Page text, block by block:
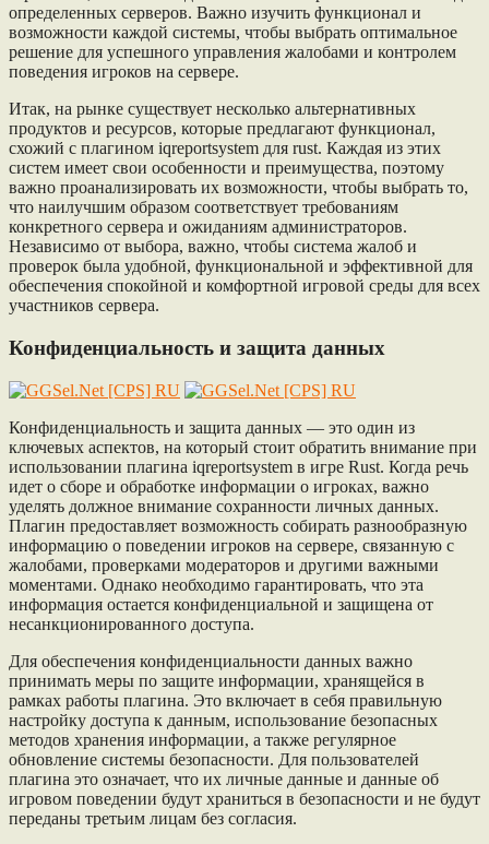
определенных серверов. Важно изучить функционал и
возможности каждой системы, чтобы выбрать оптимальное
решение для успешного управления жалобами и контролем
поведения игроков на сервере.
Итак, на рынке существует несколько альтернативных
продуктов и ресурсов, которые предлагают функционал,
схожий с плагином iqreportsystem для rust. Каждая из этих
систем имеет свои особенности и преимущества, поэтому
важно проанализировать их возможности, чтобы выбрать то,
что наилучшим образом соответствует требованиям
конкретного сервера и ожиданиям администраторов.
Независимо от выбора, важно, чтобы система жалоб и
проверок была удобной, функциональной и эффективной для
обеспечения спокойной и комфортной игровой среды для всех
участников сервера.
Конфиденциальность и защита данных
Конфиденциальность и защита данных — это один из
ключевых аспектов, на который стоит обратить внимание при
использовании плагина iqreportsystem в игре Rust. Когда речь
идет о сборе и обработке информации о игроках, важно
уделять должное внимание сохранности личных данных.
Плагин предоставляет возможность собирать разнообразную
информацию о поведении игроков на сервере, связанную с
жалобами, проверками модераторов и другими важными
моментами. Однако необходимо гарантировать, что эта
информация остается конфиденциальной и защищена от
несанкционированного доступа.
Для обеспечения конфиденциальности данных важно
принимать меры по защите информации, хранящейся в
рамках работы плагина. Это включает в себя правильную
настройку доступа к данным, использование безопасных
методов хранения информации, а также регулярное
обновление системы безопасности. Для пользователей
плагина это означает, что их личные данные и данные об
игровом поведении будут храниться в безопасности и не будут
переданы третьим лицам без согласия.